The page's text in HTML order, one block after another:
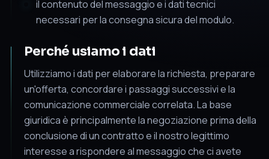
il contenuto del messaggio e i dati tecnici
necessari per la consegna sicura del modulo.
Perché usiamo i dati
Utilizziamo i dati per elaborare la richiesta, preparare
un'offerta, concordare i passaggi successivi e la
comunicazione commerciale correlata. La base
giuridica è principalmente la negoziazione prima della
conclusione di un contratto e il nostro legittimo
interesse a rispondere al messaggio che ci avete